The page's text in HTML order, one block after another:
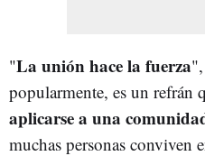
"La unión hace la fuerza
popularmente, es un refrán
aplicarse a una
muchas personas conviven